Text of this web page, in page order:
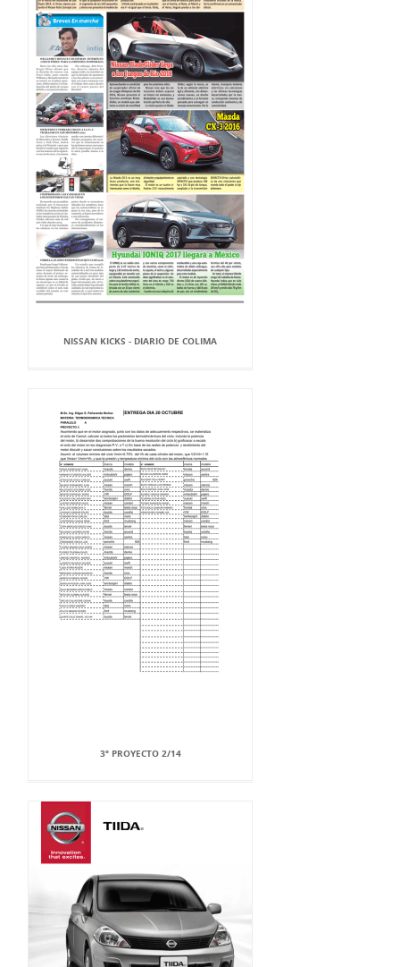
NISSAN KICKS - DIARIO DE COLIMA
3º PROYECTO 2/14